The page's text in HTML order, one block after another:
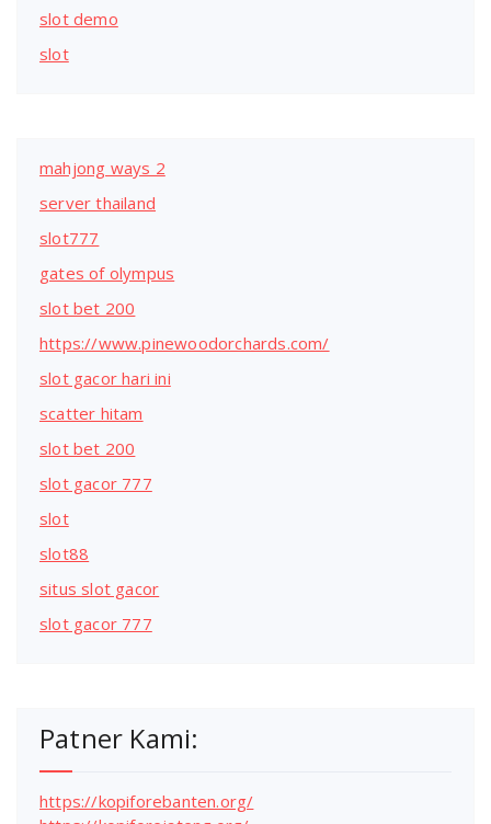
slot demo
slot
mahjong ways 2
server thailand
slot777
gates of olympus
slot bet 200
https://www.pinewoodorchards.com/
slot gacor hari ini
scatter hitam
slot bet 200
slot gacor 777
slot
slot88
situs slot gacor
slot gacor 777
Patner Kami:
https://kopiforebanten.org/